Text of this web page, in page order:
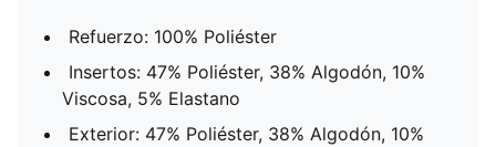
Refuerzo: 100% Poliéster
Insertos: 47% Poliéster, 38% Algodón, 10%
Viscosa, 5% Elastano
Exterior: 47% Poliéster, 38% Algodón, 10%